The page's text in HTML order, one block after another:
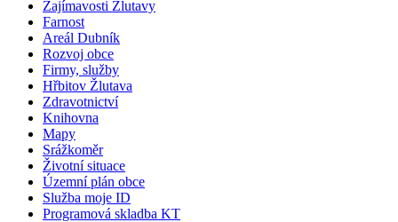
Zajímavosti Žlutavy
Farnost
Areál Dubník
Rozvoj obce
Firmy, služby
Hřbitov Žlutava
Zdravotnictví
Knihovna
Mapy
Srážkoměr
Životní situace
Územní plán obce
Služba moje ID
Programová skladba KT